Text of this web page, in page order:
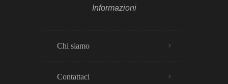
Informazioni
Chi siamo
Contattaci